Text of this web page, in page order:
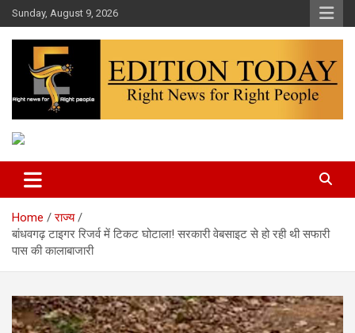
Skip
to
content
Sunday, August 9, 2026
Edition Today
Home
राज्य
बांधवगढ़ टाइगर रिजर्व में टिकट घोटाला! सरकारी वेबसाइट से हो रही थी सफारी
पास की कालाबाजारी